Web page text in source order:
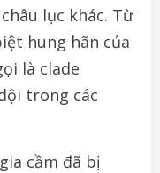
lục khác. Từ
hung hãn của
là clade
trong các
cầm đã bị